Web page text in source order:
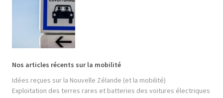
Nos articles récents sur la mobilité
Idées reçues sur la Nouvelle Zélande (et la mobilité)
Exploitation des terres rares et batteries des voitures électriques